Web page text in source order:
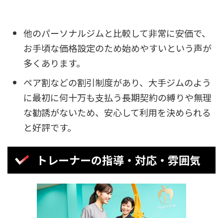
他のパーソナルジムと比較して非常に安価で、
お手頃な価格設定のため始めやすいという声が
多くあります。
ペア割などの割引制度があり、大手ジムのよう
に最初に何十万も支払う長期契約の縛りや無理
な勧誘がないため、安心して利用を決められる
と好評です。
トレーナーの指導・対応・雰囲気